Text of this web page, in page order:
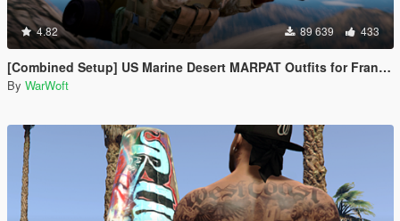
4.82 89 639 433
[Combined Setup] US Marine Desert MARPAT Outfits for Franklin, Trevor and Michael
By WarWoft